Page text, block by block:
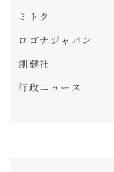
ミトク
ロゴナジャパン
創健社
行政ニュース